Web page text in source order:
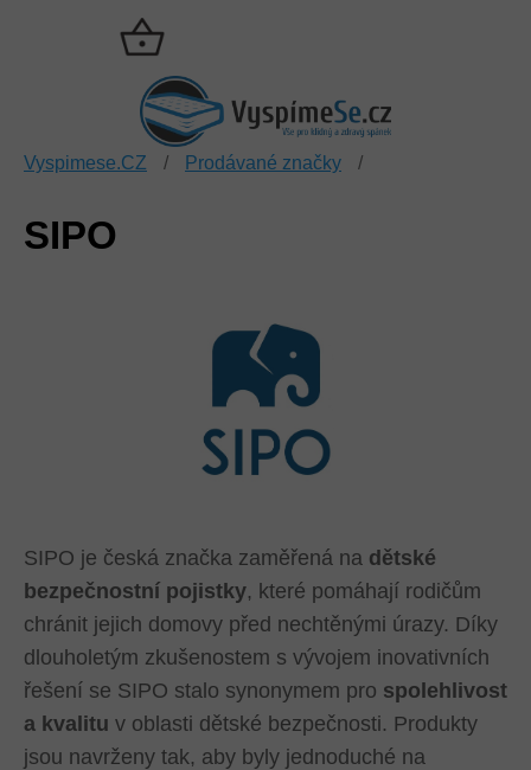
NÁKUPNÍ
KOŠÍK
Vyspimese.CZ / Prodávané značky /
SIPO
SIPO je česká značka zaměřená na dětské
bezpečnostní pojistky, které pomáhají rodičům
chránit jejich domovy před nechtěnými úrazy. Díky
dlouholetým zkušenostem s vývojem inovativních
řešení se SIPO stalo synonymem pro spolehlivost
a kvalitu v oblasti dětské bezpečnosti. Produkty
jsou navrženy tak, aby byly jednoduché na